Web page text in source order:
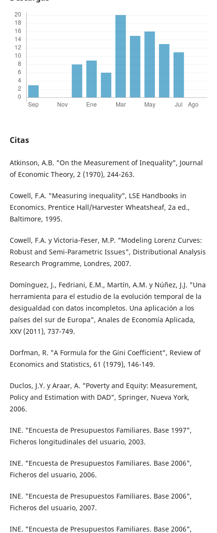
Citas
Atkinson, A.B. "On the Measurement of Inequality", Journal
of Economic Theory, 2 (1970), 244-263.
Cowell, F.A. "Measuring inequality", LSE Handbooks in
Economics. Prentice Hall/Harvester Wheatsheaf, 2a ed.,
Baltimore, 1995.
Cowell, F.A. y Victoria-Feser, M.P. "Modeling Lorenz Curves:
Robust and Semi-Parametric Issues", Distributional Analysis
Research Programme, Londres, 2007.
Domínguez, J., Fedriani, E.M., Martín, A.M. y Núñez, J.J. "Una
herramienta para el estudio de la evolución temporal de la
desigualdad con datos incompletos. Una aplicación a los
países del sur de Europa", Anales de Economía Aplicada,
XXV (2011), 737-749.
Dorfman, R. "A Formula for the Gini Coefficient", Review of
Economics and Statistics, 61 (1979), 146-149.
Duclos, J.Y. y Araar, A. "Poverty and Equity: Measurement,
Policy and Estimation with DAD", Springer, Nueva York,
2006.
INE. "Encuesta de Presupuestos Familiares. Base 1997",
Ficheros longitudinales del usuario, 2003.
INE. "Encuesta de Presupuestos Familiares. Base 2006",
Ficheros del usuario, 2006.
INE. "Encuesta de Presupuestos Familiares. Base 2006",
Ficheros del usuario, 2007.
INE. "Encuesta de Presupuestos Familiares. Base 2006",